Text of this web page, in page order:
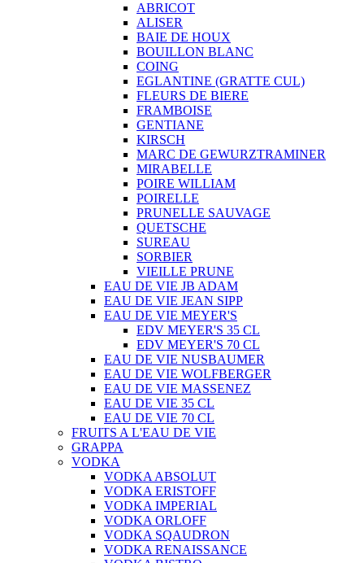
ABRICOT
ALISER
BAIE DE HOUX
BOUILLON BLANC
COING
EGLANTINE (GRATTE CUL)
FLEURS DE BIERE
FRAMBOISE
GENTIANE
KIRSCH
MARC DE GEWURZTRAMINER
MIRABELLE
POIRE WILLIAM
POIRELLE
PRUNELLE SAUVAGE
QUETSCHE
SUREAU
SORBIER
VIEILLE PRUNE
EAU DE VIE JB ADAM
EAU DE VIE JEAN SIPP
EAU DE VIE MEYER'S
EDV MEYER'S 35 CL
EDV MEYER'S 70 CL
EAU DE VIE NUSBAUMER
EAU DE VIE WOLFBERGER
EAU DE VIE MASSENEZ
EAU DE VIE 35 CL
EAU DE VIE 70 CL
FRUITS A L'EAU DE VIE
GRAPPA
VODKA
VODKA ABSOLUT
VODKA ERISTOFF
VODKA IMPERIAL
VODKA ORLOFF
VODKA SQAUDRON
VODKA RENAISSANCE